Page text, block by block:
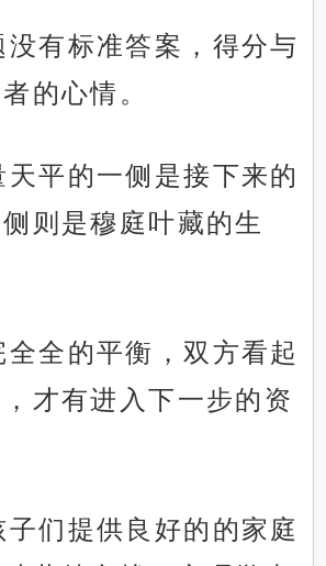
没有标准答案，得分与
的心情。
天平的一侧是接下来的
则是穆庭叶藏的生
全全的平衡，双方看起
才有进入下一步的资
子们提供良好的的家庭